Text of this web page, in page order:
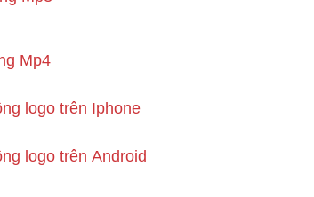
Mp4
logo trên Iphone
logo trên Android